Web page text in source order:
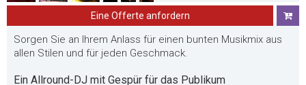
Eine Offerte anfordern
Sorgen Sie an Ihrem Anlass für einen bunten Musikmix aus
allen Stilen und für jeden Geschmack.
Ein Allround-DJ mit Gespür für das Publikum